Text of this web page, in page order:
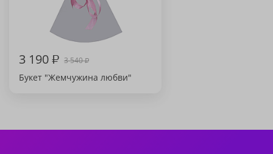
3 190₽ 3 540₽
Букет "Жемчужина любви"